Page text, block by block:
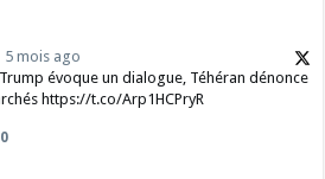
5 mois ago
évoque un dialogue, Téhéran dénonce
https://t.co/Arp1HCPryR
0